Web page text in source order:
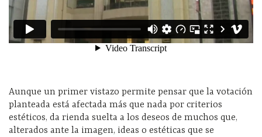
Aunque un primer vistazo permite pensar que la votación
planteada está afectada más que nada por criterios
estéticos, da rienda suelta a los deseos de muchos que,
alterados ante la imagen, ideas o estéticas que se